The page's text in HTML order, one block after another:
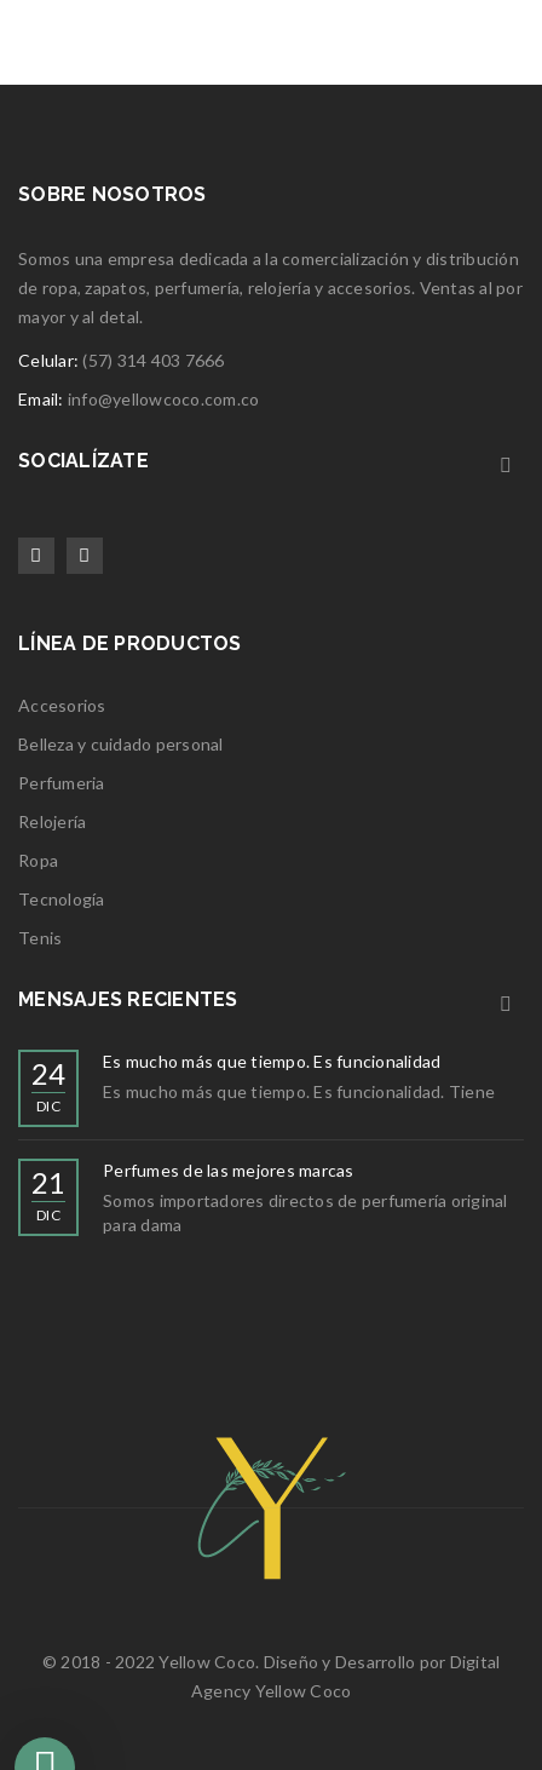
SOBRE NOSOTROS
Somos una empresa dedicada a la comercialización y distribución
de ropa, zapatos, perfumería, relojería y accesorios. Ventas al por
mayor y al detal.
Celular:(57) 314 403 7666
Email: info@yellowcoco.com.co
SOCIALÍZATE
LÍNEA DE PRODUCTOS
Accesorios
Belleza y cuidado personal
Perfumeria
Relojería
Ropa
Tecnología
Tenis
MENSAJES RECIENTES
24
DIC
Es mucho más que tiempo. Es funcionalidad
Es mucho más que tiempo. Es funcionalidad. Tiene
21
DIC
Perfumes de las mejores marcas
Somos importadores directos de perfumería original
para dama
© 2018 - 2022 Yellow Coco. Diseño y Desarrollo por Digital
Agency Yellow Coco